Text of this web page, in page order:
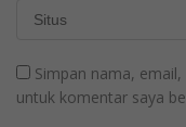
Simpan nama,
untuk komentar saya